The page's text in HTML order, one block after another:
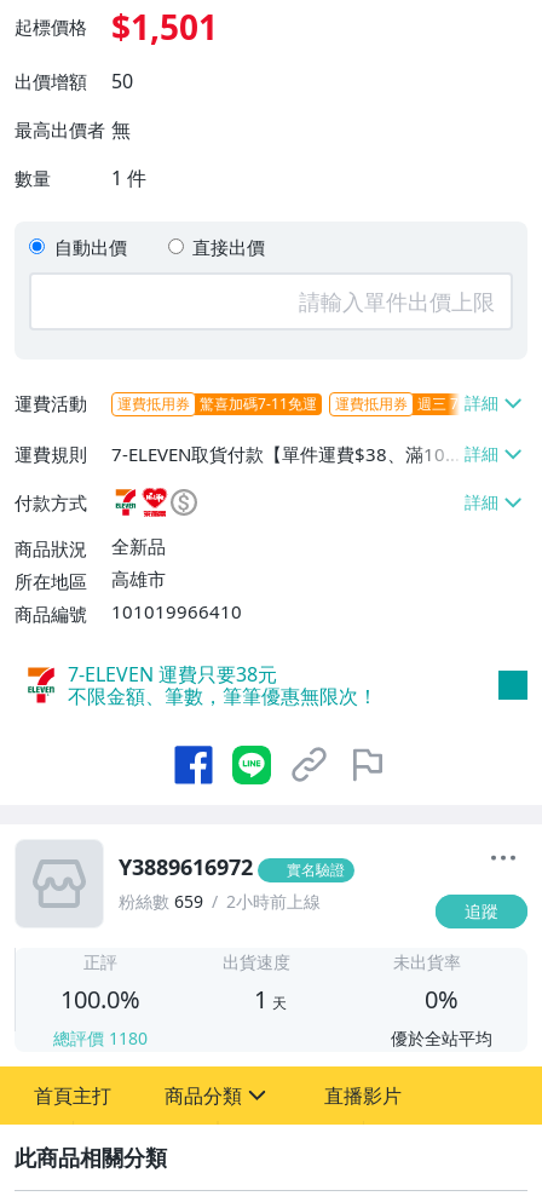
起標價格 $1,501
出價增額 50
最高出價者 無
數量 1 件
自動出價 直接出價
運費活動 運費抵用券 驚喜加碼7-11免運 運費抵用券 週三 7-11取貨不
運費規則
7-ELEVEN取貨付款【單件運費$38、滿100
件或消費滿$1000000免運費】、7-ELEVEN
取貨不付款【單件運費$38】、萊爾富取貨
付款【單件運費$60、滿50件或消費滿$30
0000免運費】、郵局掛號【單件運費$50、
付款方式
商品狀況
全新品
所在地區
高雄市
商品編號
101019966410
7-ELEVEN 運費只要38元
不限金額、筆數，筆筆優惠無限次！
Y3889616972 實名驗證
粉絲數 659 2小時前上線 追蹤
正評
100.0%
總評價 1180
出貨速度
1 天
未出貨率
0%
優於全站平均
首頁主打 商品分類
偶像、球員卡與郵幣
直播影片